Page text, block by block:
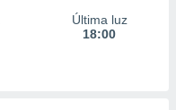
Última luz
18:00